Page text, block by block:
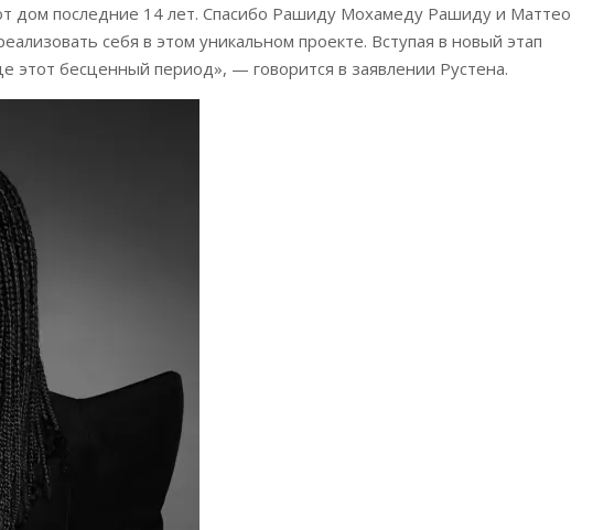
дом последние 14 лет. Спасибо Рашиду Мохамеду Рашиду и Маттео
себя в этом уникальном проекте. Вступая в новый этап
этот бесценный период», — говорится в заявлении Рустена.